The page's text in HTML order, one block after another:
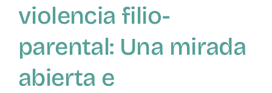
violencia filio-
parental: Una mirada
abierta e